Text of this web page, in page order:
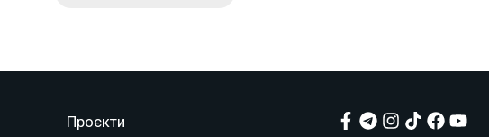
Проєкти